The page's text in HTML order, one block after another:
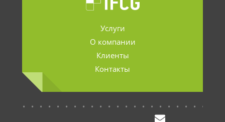
Услуги
О компании
Клиенты
Контакты